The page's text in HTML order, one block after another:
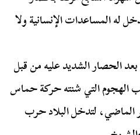
له المساعدات الإنسانية ولا
الحصار الشديد عليه من قبل
الهجوم التي شنته حركة حماس
7 من أكتوبر الماضي، لتدخل البلاد حرب